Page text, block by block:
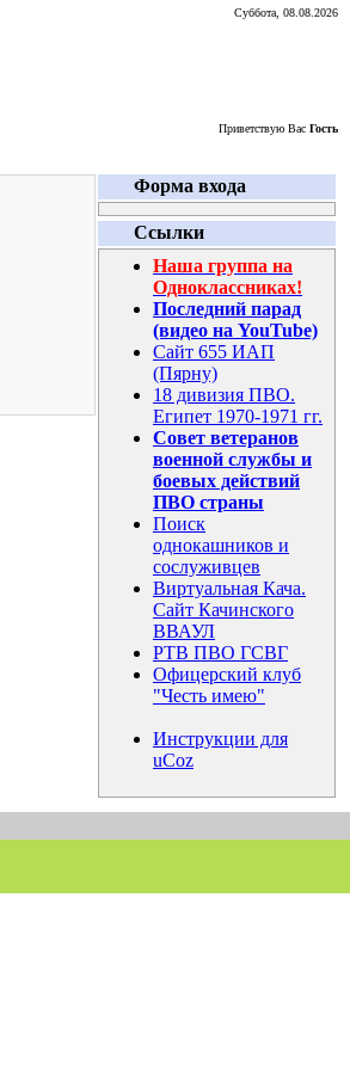
Суббота, 08.08.2026
Приветствую Вас Гость
Форма входа
Ссылки
Наша группа на
Одноклассниках!
Последний парад
(видео на YouTube)
Сайт 655 ИАП
(Пярну)
18 дивизия ПВО.
Египет 1970-1971 гг.
Совет ветеранов
военной службы и
боевых действий
ПВО страны
Поиск
однокашников и
сослуживцев
Виртуальная Кача.
Сайт Качинского
ВВАУЛ
РТВ ПВО ГСВГ
Офицерский клуб
"Честь имею"
Инструкции для
uCoz